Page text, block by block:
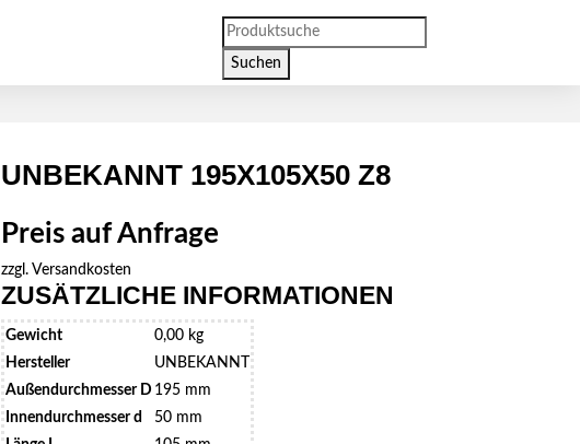
Products
search
Suchen
UNBEKANNT 195X105X50 Z8
Preis auf Anfrage
zzgl. Versandkosten
ZUSÄTZLICHE INFORMATIONEN
Gewicht
0,00 kg
Hersteller
UNBEKANNT
Außendurchmesser D 195 mm
Innendurchmesser d
50 mm